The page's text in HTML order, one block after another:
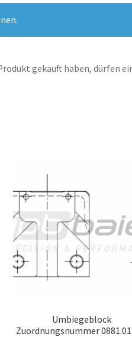
gekauft haben, dürfen
Umbiegeblock
Zuordnungsnummer